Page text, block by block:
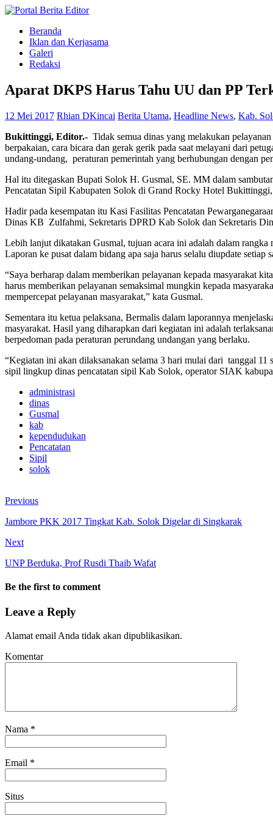
Beranda
Iklan dan Kerjasama
Galeri
Redaksi
Aparat DKPS Harus Tahu UU dan PP
12 Mei 2017 Rhian DKincai Berita Utama, Headline News, Kab.
Bukittinggi, Editor.- Tidak semua dinas yang melakukan
berpakaian, cara bicara dan gerak gerik pada saat melayani dari
undang-undang, peraturan pemerintah yang berhubungan dengan
Hal itu ditegaskan Bupati Solok H. Gusmal, SE. MM dalam
Pencatatan Sipil Kabupaten Solok di Grand Rocky Hotel
Hadir pada kesempatan itu Kasi Fasilitas Pencatatan
Dinas KB Zulfahmi, Sekretaris DPRD Kab Solok dan Sekretaris
Lebih lanjut dikatakan Gusmal, tujuan acara ini adalah dalam
Laporan ke pusat dalam bidang apa saja harus selalu diupdate
“Saya berharap dalam memberikan pelayanan kepada masyarakat
harus memberikan pelayanan semaksimal mungkin kepada
mempercepat pelayanan masyarakat,” kata Gusmal.
Sementara itu ketua pelaksana, Bermalis dalam laporannya
masyarakat. Hasil yang diharapkan dari kegiatan ini adalah
berpedoman pada peraturan perundang undangan yang berlaku.
“Kegiatan ini akan dilaksanakan selama 3 hari mulai dari tanggal
sipil lingkup dinas pencatatan sipil Kab Solok, operator SIAK
administrasi
dinas
Gusmal
kab
kependudukan
Pencatatan
Sipil
solok
Previous
Jambore PKK 2017 Tingkat Kab. Solok Digelar di Singkarak
Next
UNP Berduka, Prof Rusdi Thaib Wafat
Be the first to comment
Leave a Reply
Alamat email Anda tidak akan dipublikasikan.
Komentar
Nama *
Email *
Situs